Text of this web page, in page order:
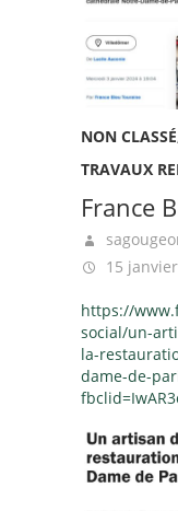
NON CLASSÉ
TRAVAUX
France
15
https://
social/un-
la-
dame-de-